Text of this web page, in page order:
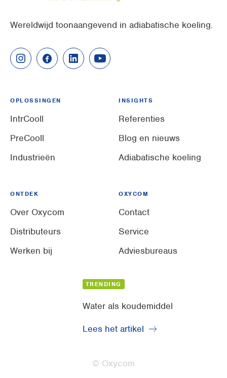
Wereldwijd toonaangevend in adiabatische koeling.
OPLOSSINGEN
IntrCooll
PreCooll
Industrieën
INSIGHTS
Referenties
Blog en nieuws
Adiabatische koeling
ONTDEK
Over Oxycom
Distributeurs
Werken bij
OXYCOM
Contact
Service
Adviesbureaus
TRENDING
Water als koudemiddel
Lees het artikel
© Oxycom